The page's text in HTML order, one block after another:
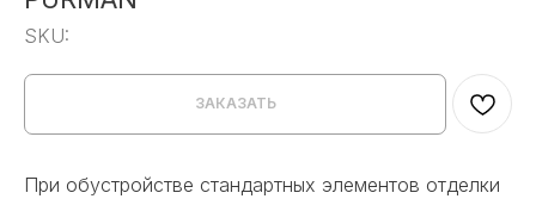
SKU:
ЗАКАЗАТЬ
При обустройстве стандартных элементов отделки